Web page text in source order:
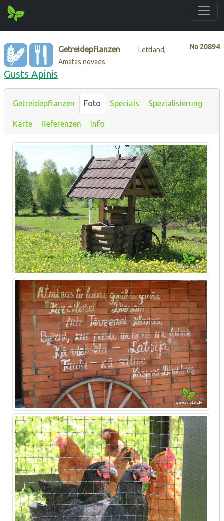
No 20894
Getreidepflanzen
Lettland,
Amatas novads
Gusts Apinis
Getreidepflanzen Foto Specials Spezialisierung
Karte Referenzen Info